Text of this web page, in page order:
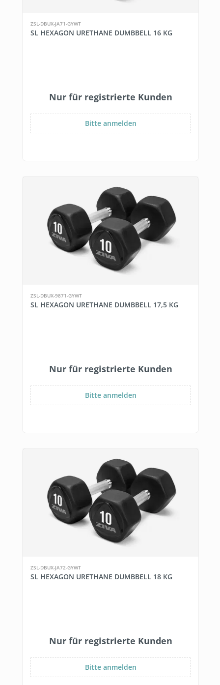
ZSL-DBUX-JA71-GYWT
SL HEXAGON URETHANE DUMBBELL 16 KG
Nur für registrierte Kunden
Bitte anmelden
ZSL-DBUX-9871-GYWT
SL HEXAGON URETHANE DUMBBELL 17,5 KG
Nur für registrierte Kunden
Bitte anmelden
ZSL-DBUX-JA72-GYWT
SL HEXAGON URETHANE DUMBBELL 18 KG
Nur für registrierte Kunden
Bitte anmelden